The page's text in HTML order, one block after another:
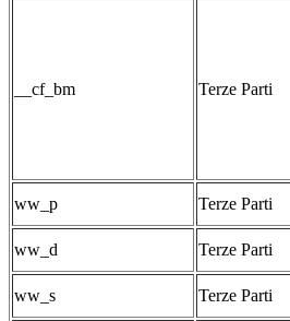
__cf_bm Terze Parti
ww_p
Terze Parti
ww_d
Terze Parti
ww_s
Terze Parti